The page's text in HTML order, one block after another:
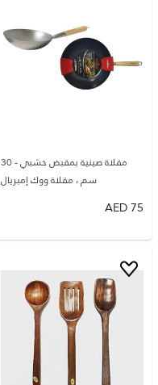
مقلاة صينية بمقبض خشبي - 30
سم ، مقلاة ووك إمبريال
75
AED